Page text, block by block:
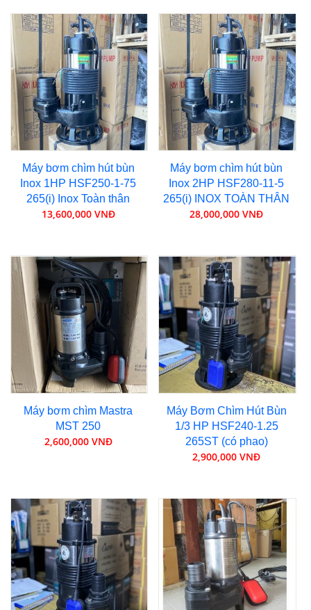
Máy bơm chìm hút bùn
Inox 1HP HSF250-1-75
265(i) Inox Toàn thân
13,600,000 VNĐ
Máy bơm chìm hút bùn
Inox 2HP HSF280-11-5
265(i) INOX TOÀN THÂN
28,000,000 VNĐ
Máy bơm chìm Mastra
MST 250
2,600,000 VNĐ
Máy Bơm Chìm Hút Bùn
1/3 HP HSF240-1.25
265ST (có phao)
2,900,000 VNĐ